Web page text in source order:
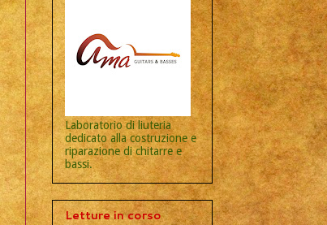
Laboratorio di liuteria
dedicato alla costruzione e
riparazione di chitarre e
bassi.
Letture in corso